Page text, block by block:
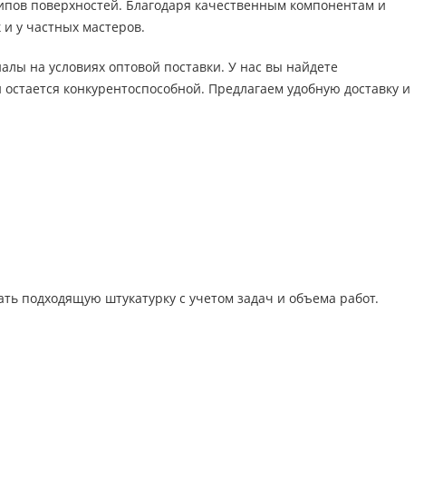
поверхностей. Благодаря качественным компонентам и
у частных мастеров.
на условиях оптовой поставки. У нас вы найдете
конкурентоспособной. Предлагаем удобную доставку и
подходящую штукатурку с учетом задач и объема работ.